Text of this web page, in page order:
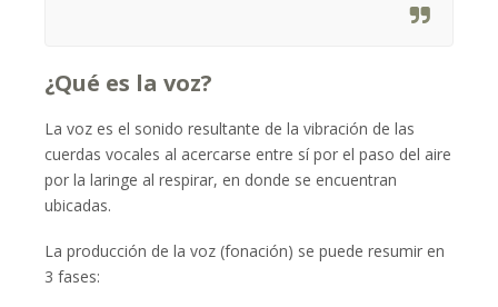
¿Qué es la voz?
La voz es el sonido resultante de la vibración de las
cuerdas vocales al acercarse entre sí por el paso del aire
por la laringe al respirar, en donde se encuentran
ubicadas.
La producción de la voz (fonación) se puede resumir en
3 fases: